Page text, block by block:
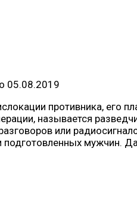
05.08.2019
противника, его
называется
или
мужчин.